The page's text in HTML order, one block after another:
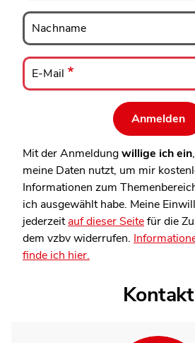
Nachname
Nachname
E-
Mail
E-Mail
Mit der Anmeldungwillige ich ein
meine Daten nutzt, um mir
Informationen zum
ich ausgewählt habe. Meine
jederzeitauf dieser Seitefür die
dem vzbv widerrufen.
finde ich hier.
Kontakt